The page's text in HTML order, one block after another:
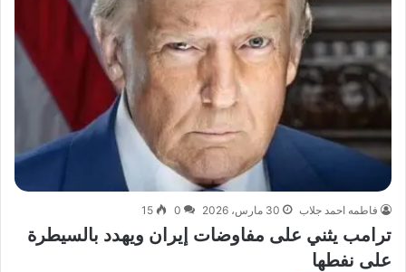
فاطمه احمد جلاب 30 مارس، 2026 0
15
ترامب يثني على مفاوضات إيران ويهدد بالسيطرة
على نفطها